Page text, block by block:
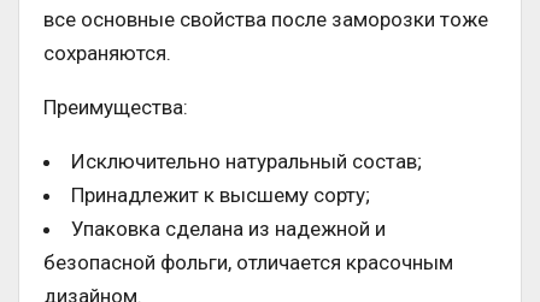
все основные свойства после заморозки тоже
сохраняются.
Преимущества:
Исключительно натуральный состав;
Принадлежит к высшему сорту;
Упаковка сделана из надежной и
безопасной фольги, отличается красочным
дизайном.